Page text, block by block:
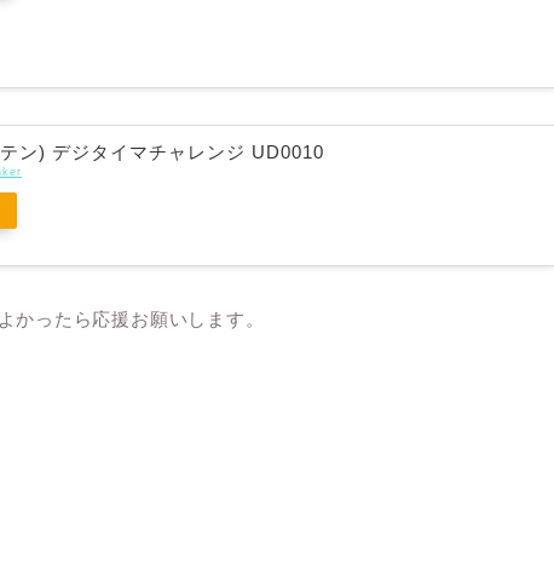
ン) デジタイマチャレンジ UD0010
かったら応援お願いします。